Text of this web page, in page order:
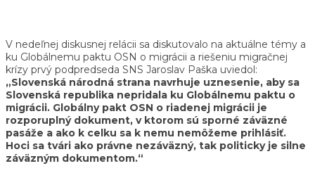
V nedeľnej diskusnej relácii sa diskutovalo na aktuálne témy a
ku Globálnemu paktu OSN o migrácii a riešeniu migračnej
krízy prvý podpredseda SNS Jaroslav Paška uviedol:
„Slovenská národná strana navrhuje uznesenie, aby sa
Slovenská republika nepridala ku Globálnemu paktu o
migrácii. Globálny pakt OSN o riadenej migrácii je
rozporuplný dokument, v ktorom sú sporné záväzné
pasáže a ako k celku sa k nemu nemôžeme prihlásiť.
Hoci sa tvári ako právne nezáväzný, tak politicky je silne
záväzným dokumentom.“